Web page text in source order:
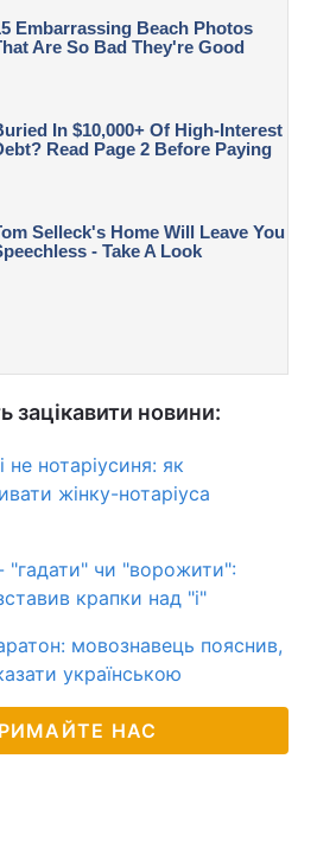
новини:
не нотаріусиня: як
жінку-нотаріуса
"гадати" чи "ворожити":
крапки над "і"
мовознавець пояснив,
українською
НАС